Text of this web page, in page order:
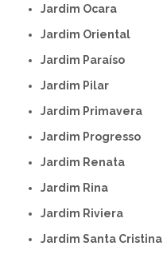
Jardim Ocara
Jardim Oriental
Jardim Paraíso
Jardim Pilar
Jardim Primavera
Jardim Progresso
Jardim Renata
Jardim Rina
Jardim Riviera
Jardim Santa Cristina